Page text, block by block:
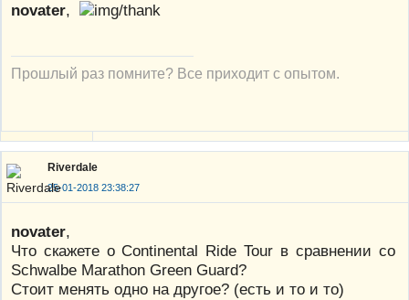
novater,
Прошлый раз помните? Все приходит с опытом.
Riverdale
25-01-2018 23:38:27
novater,
Что скажете о Continental Ride Tour в сравнении со
Schwalbe Marathon Green Guard?
Стоит менять одно на другое? (есть и то и то)